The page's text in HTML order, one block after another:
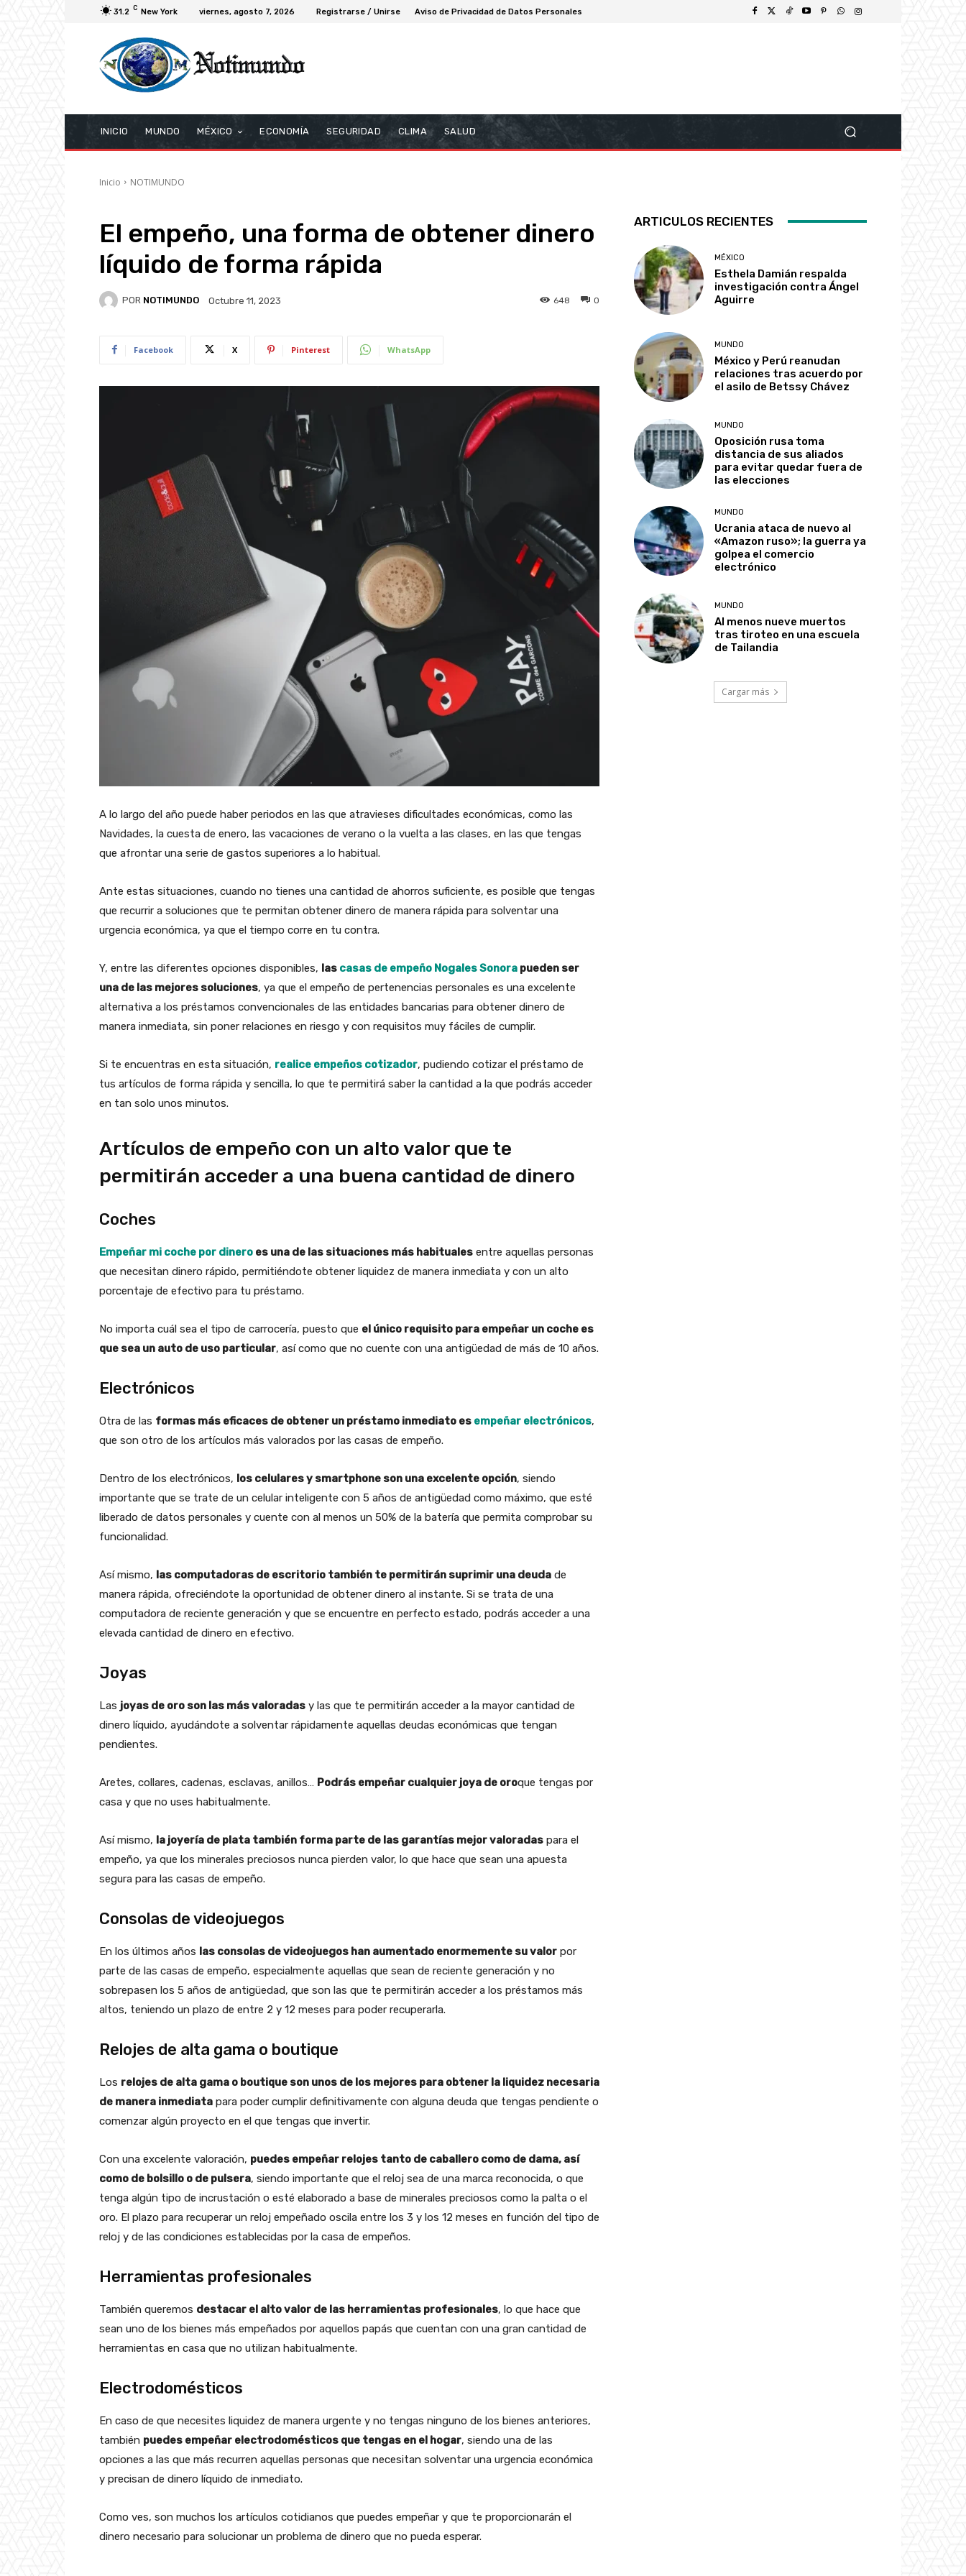
31.2 C New York viernes, agosto 7, 2026 Registrarse / Unirse Aviso de Privacidad de Datos Personales
INICIO MUNDO MÉXICO ECONOMÍA SEGURIDAD CLIMA SALUD
Inicio NOTIMUNDO
El empeño, una forma de obtener dinero
líquido de forma rápida
POR NOTIMUNDO Octubre 11, 2023 0
648
Facebook X Pinterest WhatsApp
A lo largo del año puede haber periodos en las que atravieses dificultades económicas, como las
Navidades, la cuesta de enero, las vacaciones de verano o la vuelta a las clases, en las que tengas
que afrontar una serie de gastos superiores a lo habitual.
Ante estas situaciones, cuando no tienes una cantidad de ahorros suficiente, es posible que tengas
que recurrir a soluciones que te permitan obtener dinero de manera rápida para solventar una
urgencia económica, ya que el tiempo corre en tu contra.
Y, entre las diferentes opciones disponibles, las casas de empeño Nogales Sonora pueden ser
una de las mejores soluciones, ya que el empeño de pertenencias personales es una excelente
alternativa a los préstamos convencionales de las entidades bancarias para obtener dinero de
manera inmediata, sin poner relaciones en riesgo y con requisitos muy fáciles de cumplir.
Si te encuentras en esta situación, realice empeños cotizador, pudiendo cotizar el préstamo de
tus artículos de forma rápida y sencilla, lo que te permitirá saber la cantidad a la que podrás acceder
en tan solo unos minutos.
Artículos de empeño con un alto valor que te
permitirán acceder a una buena cantidad de dinero
Coches
Empeñar mi coche por dinero es una de las situaciones más habituales entre aquellas personas
que necesitan dinero rápido, permitiéndote obtener liquidez de manera inmediata y con un alto
porcentaje de efectivo para tu préstamo.
No importa cuál sea el tipo de carrocería, puesto que el único requisito para empeñar un coche es
que sea un auto de uso particular, así como que no cuente con una antigüedad de más de 10 años.
Electrónicos
Otra de las formas más eficaces de obtener un préstamo inmediato es empeñar electrónicos,
que son otro de los artículos más valorados por las casas de empeño.
Dentro de los electrónicos, los celulares y smartphone son una excelente opción, siendo
importante que se trate de un celular inteligente con 5 años de antigüedad como máximo, que esté
liberado de datos personales y cuente con al menos un 50% de la batería que permita comprobar su
funcionalidad.
Así mismo, las computadoras de escritorio también te permitirán suprimir una deuda de
manera rápida, ofreciéndote la oportunidad de obtener dinero al instante. Si se trata de una
computadora de reciente generación y que se encuentre en perfecto estado, podrás acceder a una
elevada cantidad de dinero en efectivo.
Joyas
Las joyas de oro son las más valoradas y las que te permitirán acceder a la mayor cantidad de
dinero líquido, ayudándote a solventar rápidamente aquellas deudas económicas que tengan
pendientes.
Aretes, collares, cadenas, esclavas, anillos… Podrás empeñar cualquier joya de oroque tengas por
casa y que no uses habitualmente.
Así mismo, la joyería de plata también forma parte de las garantías mejor valoradas para el
empeño, ya que los minerales preciosos nunca pierden valor, lo que hace que sean una apuesta
segura para las casas de empeño.
Consolas de videojuegos
En los últimos años las consolas de videojuegos han aumentado enormemente su valor por
parte de las casas de empeño, especialmente aquellas que sean de reciente generación y no
sobrepasen los 5 años de antigüedad, que son las que te permitirán acceder a los préstamos más
altos, teniendo un plazo de entre 2 y 12 meses para poder recuperarla.
Relojes de alta gama o boutique
Los relojes de alta gama o boutique son unos de los mejores para obtener la liquidez necesaria
de manera inmediata para poder cumplir definitivamente con alguna deuda que tengas pendiente o
comenzar algún proyecto en el que tengas que invertir.
Con una excelente valoración, puedes empeñar relojes tanto de caballero como de dama, así
como de bolsillo o de pulsera, siendo importante que el reloj sea de una marca reconocida, o que
tenga algún tipo de incrustación o esté elaborado a base de minerales preciosos como la palta o el
oro. El plazo para recuperar un reloj empeñado oscila entre los 3 y los 12 meses en función del tipo de
reloj y de las condiciones establecidas por la casa de empeños.
Herramientas profesionales
También queremos destacar el alto valor de las herramientas profesionales, lo que hace que
sean uno de los bienes más empeñados por aquellos papás que cuentan con una gran cantidad de
herramientas en casa que no utilizan habitualmente.
Electrodomésticos
En caso de que necesites liquidez de manera urgente y no tengas ninguno de los bienes anteriores,
también puedes empeñar electrodomésticos que tengas en el hogar, siendo una de las
opciones a las que más recurren aquellas personas que necesitan solventar una urgencia económica
y precisan de dinero líquido de inmediato.
Como ves, son muchos los artículos cotidianos que puedes empeñar y que te proporcionarán el
dinero necesario para solucionar un problema de dinero que no pueda esperar.
ARTICULOS RECIENTES
MÉXICO
Esthela Damián respalda
investigación contra Ángel
Aguirre
MUNDO
México y Perú reanudan
relaciones tras acuerdo por
el asilo de Betssy Chávez
MUNDO
Oposición rusa toma
distancia de sus aliados
para evitar quedar fuera de
las elecciones
MUNDO
Ucrania ataca de nuevo al
«Amazon ruso»; la guerra ya
golpea el comercio
electrónico
MUNDO
Al menos nueve muertos
tras tiroteo en una escuela
de Tailandia
Cargar más